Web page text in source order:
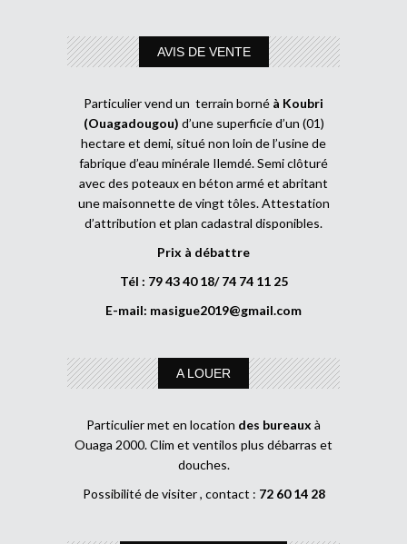
AVIS DE VENTE
Particulier vend un terrain borné à Koubri
(Ouagadougou) d’une superficie d’un (01)
hectare et demi, situé non loin de l’usine de
fabrique d’eau minérale Ilemdé. Semi clôturé
avec des poteaux en béton armé et abritant
une maisonnette de vingt tôles. Attestation
d’attribution et plan cadastral disponibles.
Prix à débattre
Tél : 79 43 40 18/ 74 74 11 25
E-mail: masigue2019@gmail.com
A LOUER
Particulier met en location des bureaux à
Ouaga 2000. Clim et ventilos plus débarras et
douches.
Possibilité de visiter , contact : 72 60 14 28